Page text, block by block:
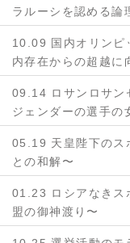
ラルーシを認める論
10.09 国内オリンピ
内存在からの超越に
09.14 ロサンロサン
ジェンダーの選手の
05.19 天皇陛下のス
との和解〜
01.23 ロシアなきス
盟の御神渡り〜